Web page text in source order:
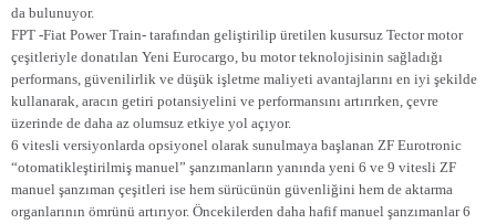
da bulunuyor.
FPT -Fiat Power Train- tarafından geliştirilip üretilen kusursuz Tector motor
çeşitleriyle donatılan Yeni Eurocargo, bu motor teknolojisinin sağladığı
performans, güvenilirlik ve düşük işletme maliyeti avantajlarını en iyi şekilde
kullanarak, aracın getiri potansiyelini ve performansını artırırken, çevre
üzerinde de daha az olumsuz etkiye yol açıyor.
6 vitesli versiyonlarda opsiyonel olarak sunulmaya başlanan ZF Eurotronic
“otomatikleştirilmiş manuel” şanzımanların yanında yeni 6 ve 9 vitesli ZF
manuel şanzıman çeşitleri ise hem sürücünün güvenliğini hem de aktarma
organlarının ömrünü artırıyor. Öncekilerden daha hafif manuel şanzımanlar 6